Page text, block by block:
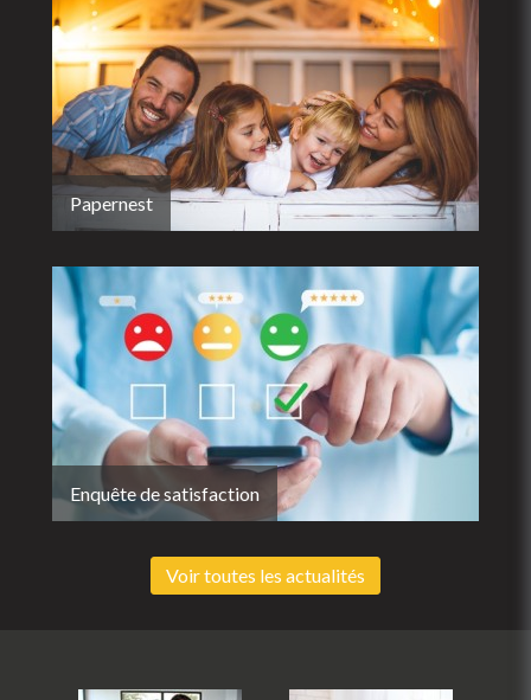
Papernest
Enquête de satisfaction
Voir toutes les actualités